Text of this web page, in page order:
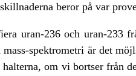
beror på var
uran-236 och uran-233
spektrometri är det
om vi bortser från